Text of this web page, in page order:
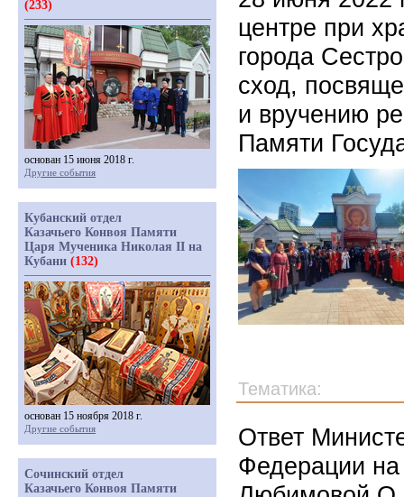
центре при
города
сход,
и вручению
Памяти
Тематика:
Ответ
Федерации на
(233)
основан 15 июня 2018 г.
Другие события
Кубанский отдел
Казачьего Конвоя Памяти
Царя Мученика Николая II на
Кубани (132)
основан 15 ноября 2018 г.
Другие события
Сочинский отдел
Казачьего Конвоя Памяти